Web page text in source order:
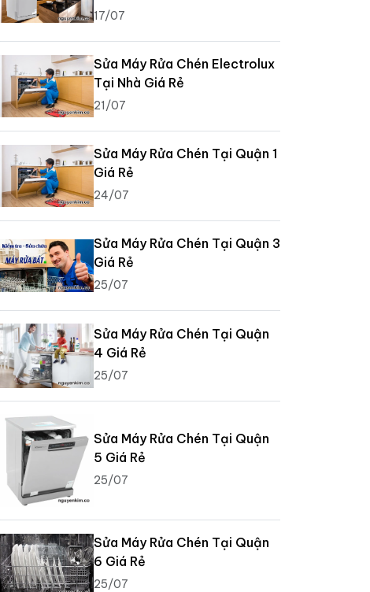
17/07
Sửa Máy Rửa Chén Electrolux
Tại Nhà Giá Rẻ
21/07
Sửa Máy Rửa Chén Tại Quận 1
Giá Rẻ
24/07
Sửa Máy Rửa Chén Tại Quận 3
Giá Rẻ
25/07
Sửa Máy Rửa Chén Tại Quận
4 Giá Rẻ
25/07
Sửa Máy Rửa Chén Tại Quận
5 Giá Rẻ
25/07
Sửa Máy Rửa Chén Tại Quận
6 Giá Rẻ
25/07